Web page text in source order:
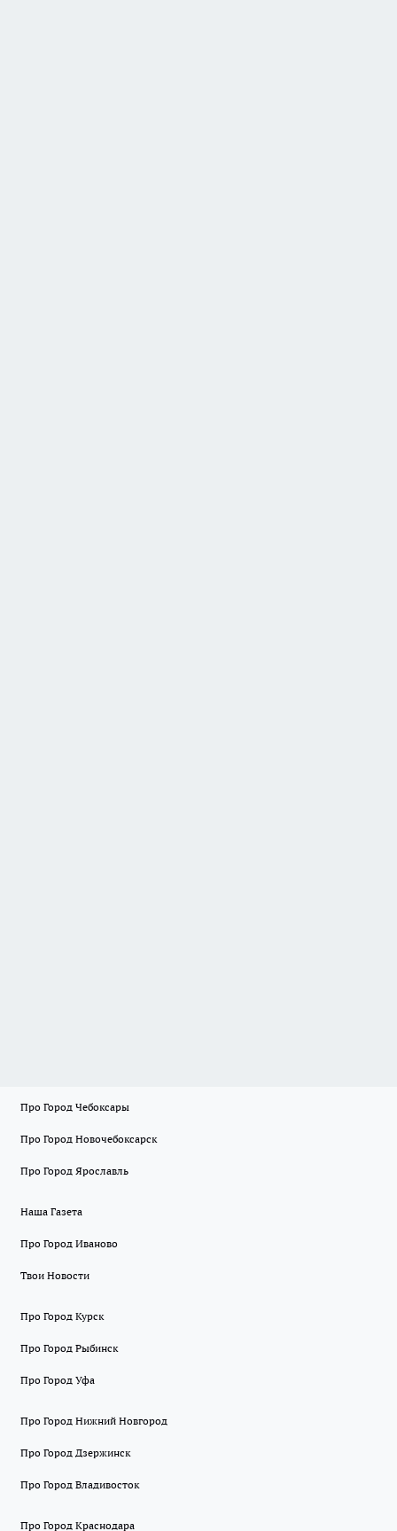
Про Город Чебоксары
Про Город Новочебоксарск
Про Город Ярославль
Наша Газета
Про Город Иваново
Твои Новости
Про Город Курск
Про Город Рыбинск
Про Город Уфа
Про Город Нижний Новгород
Про Город Дзержинск
Про Город Владивосток
Про Город Краснодара